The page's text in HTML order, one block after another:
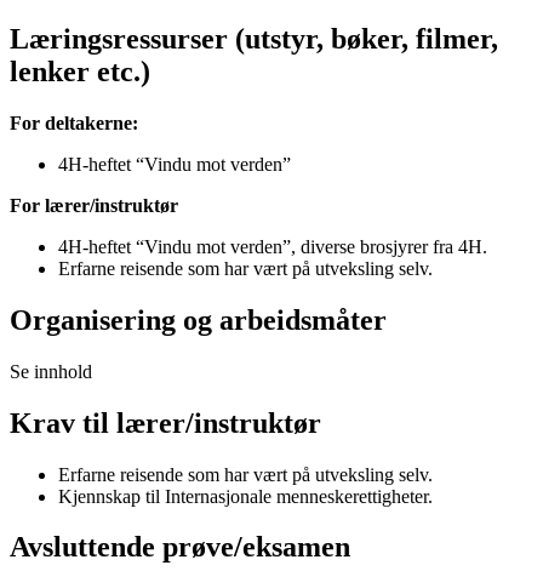
Læringsressurser (utstyr, bøker, filmer,
lenker etc.)
For deltakerne:
4H-heftet “Vindu mot verden”
For lærer/instruktør
4H-heftet “Vindu mot verden”, diverse brosjyrer fra 4H.
Erfarne reisende som har vært på utveksling selv.
Organisering og arbeidsmåter
Se innhold
Krav til lærer/instruktør
Erfarne reisende som har vært på utveksling selv.
Kjennskap til Internasjonale menneskerettigheter.
Avsluttende prøve/eksamen